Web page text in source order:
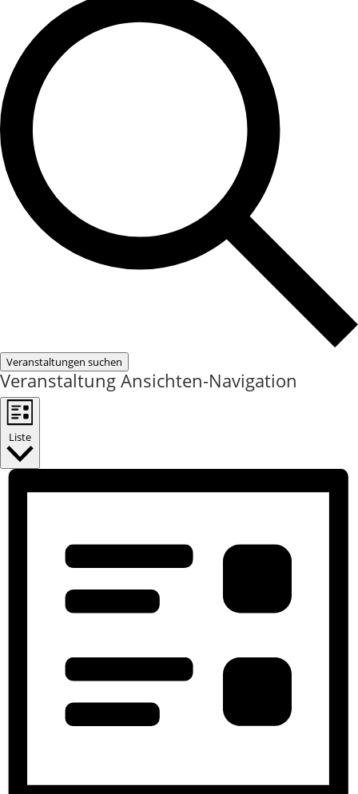
Veranstaltungen suchen
Veranstaltung Ansichten-Navigation
Liste